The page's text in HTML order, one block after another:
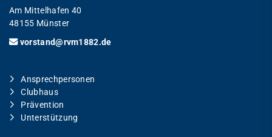
Am Mittelhafen 40
48155 Münster
vorstand@rvm1882.de
Ansprechpersonen
Clubhaus
Prävention
Unterstützung